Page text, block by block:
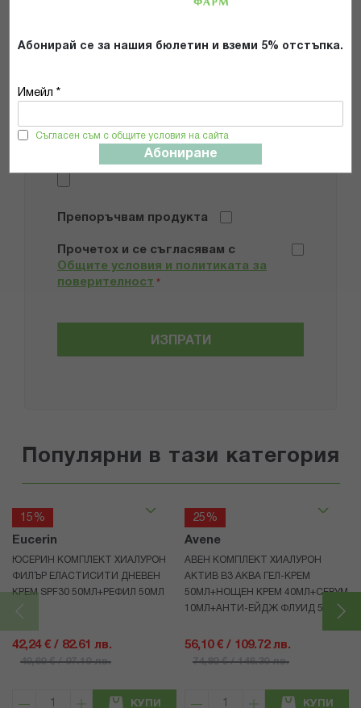
Абонирай се за нашия бюлетин и вземи 5% отстъпка.
Имейл *
Съгласен съм с общите условия на сайта
Абониране
Мнение
Добави снимки
Препоръчвам продукта
Прочетох и се съгласявам с
Общите условия и политиката за
поверителност *
ИЗПРАТИ
Популярни в тази категория
15%
Eucerin
ЮСЕРИН КОМПЛЕКТ ХИАЛУРОН
ФИЛЪР ЕЛАСТИСИТИ ДНЕВЕН
КРЕМ SPF30 50МЛ+РЕФИЛ 50МЛ
42,24 € / 82.61 лв.
49,69 € / 97.19 лв.
КУПИ
25%
Avene
АВЕН КОМПЛЕКТ ХИАЛУРОН
АКТИВ B3 АКВА ГЕЛ-КРЕМ
50МЛ+НОЩЕН КРЕМ 40МЛ+СЕРУМ
10МЛ+АНТИ-ЕЙДЖ ФЛУИД 5МЛ
56,10 € / 109.72 лв.
74,80 € / 146.30 лв.
КУПИ